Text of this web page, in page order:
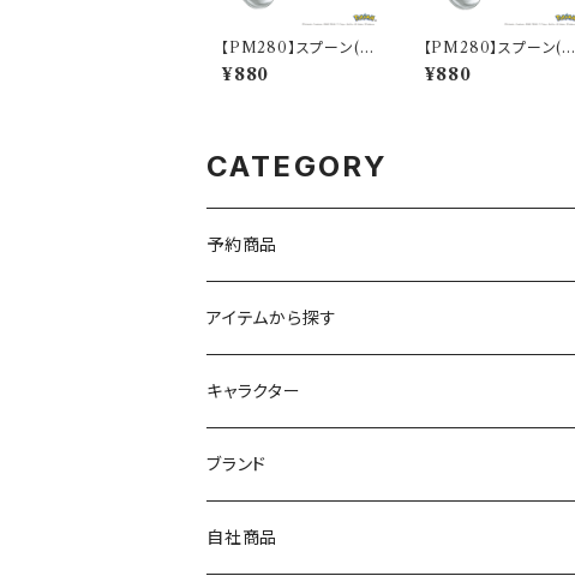
【PM280】スプーン(ゼ
ニガメ)【Daily Sketch】
PM283-850
¥880
【PM280】スプーン(ヒ
トカゲ)【Daily Sketch】
PM282-850
¥880
CATEGORY
予約商品
アイテムから探す
九谷焼
マグ＆カップ
プレート
キャラクター
ムーミン
80th記念アイテム
MOOMIN ANIMATION
ブランド
LA AMYS(エミーズ)
自社商品